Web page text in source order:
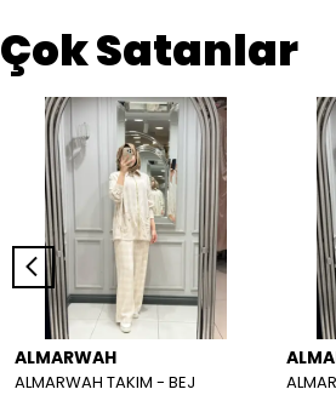
Çok Satanlar
ALMARWAH
ALMARWAH TAKIM - BEJ